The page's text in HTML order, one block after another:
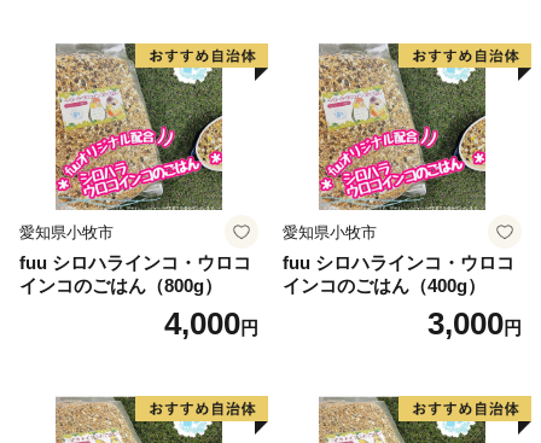
提供のために使用させていただき、その手段として、電
子メールの配信やパンフレット等の資料の郵送をさせて
いただくことがあります。
御不明な点や、電子メールの配信又は資料の郵送停止等
のご希望がございましたら、ふるさと納税担当
(furusato@city-awara.com)までご連絡ください。
愛知県小牧市
fuu シロハラインコ・ウロコ
インコのごはん（800g）
4,000円
愛知県小牧市
fuu シロハラインコ・ウロコ
インコのごはん（400g）
3,000円